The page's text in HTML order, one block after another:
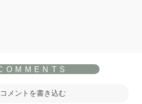
コメントを書き込む